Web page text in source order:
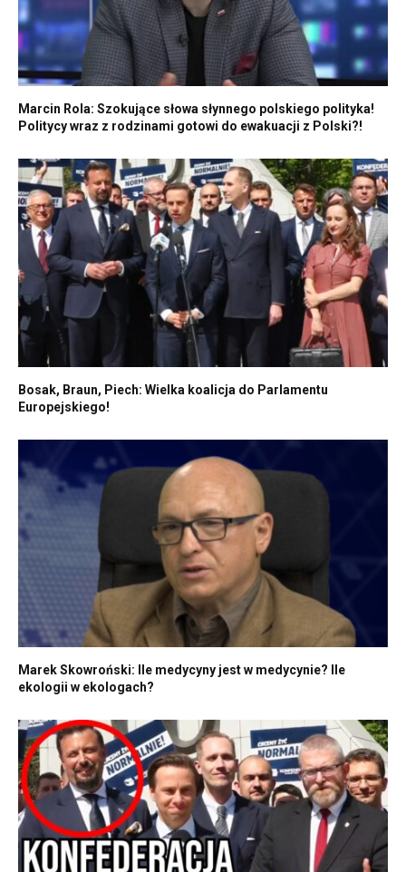
Marcin Rola: Szokujące słowa słynnego polskiego polityka!
Politycy wraz z rodzinami gotowi do ewakuacji z Polski?!
Bosak, Braun, Piech: Wielka koalicja do Parlamentu
Europejskiego!
Marek Skowroński: Ile medycyny jest w medycynie? Ile
ekologii w ekologach?